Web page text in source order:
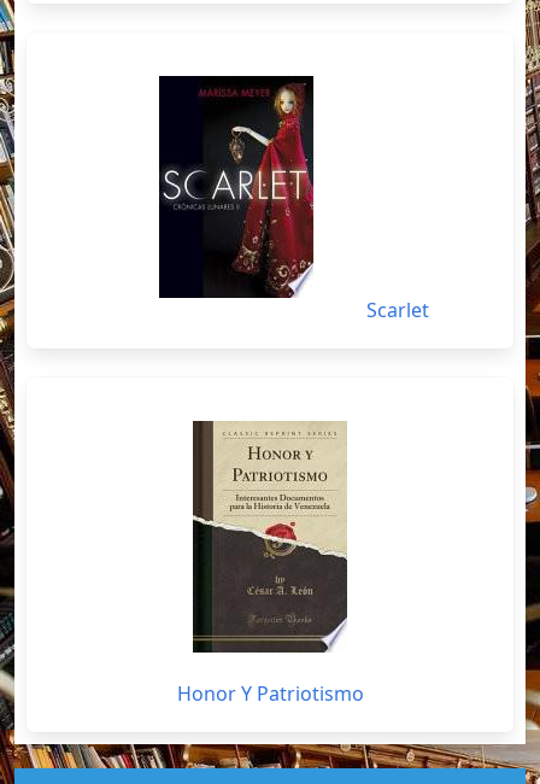
Scarlet
Honor Y Patriotismo